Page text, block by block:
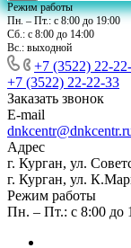
Режим работы
Пн. – Пт.: с 8:00 до 19:00
Сб.: с 8:00 до 14:00
Вс.: выходной
+7 (3522) 22-
+7 (3522) 22-22-33
Заказать звонок
E-mail
Адрес
г. Курган, ул.
г. Курган, ул.
Режим работы
Пн. – Пт.: с 8:00 до